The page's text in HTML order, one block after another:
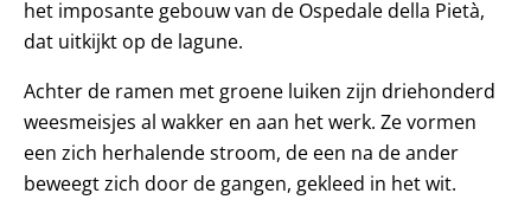
het imposante gebouw van de Ospedale della Pietà,
dat uitkijkt op de lagune.
Achter de ramen met groene luiken zijn driehonderd
weesmeisjes al wakker en aan het werk. Ze vormen
een zich herhalende stroom, de een na de ander
beweegt zich door de gangen, gekleed in het wit.